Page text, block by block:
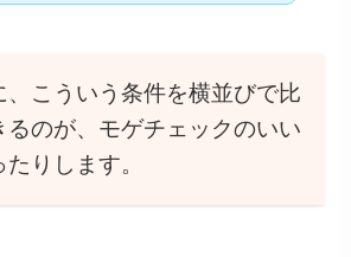
、こういう条件を横並びで比
るのが、モゲチェックのいい
たりします。